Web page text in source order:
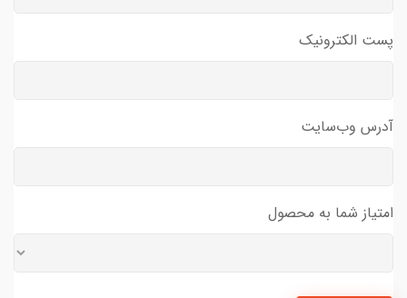
پست الکترونیک
آدرس وب‌سایت
امتیاز شما به محصول